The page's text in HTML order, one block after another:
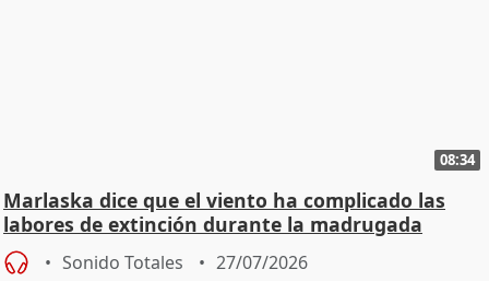
08:34
Marlaska dice que el viento ha complicado las
labores de extinción durante la madrugada
Sonido Totales 27/07/2026